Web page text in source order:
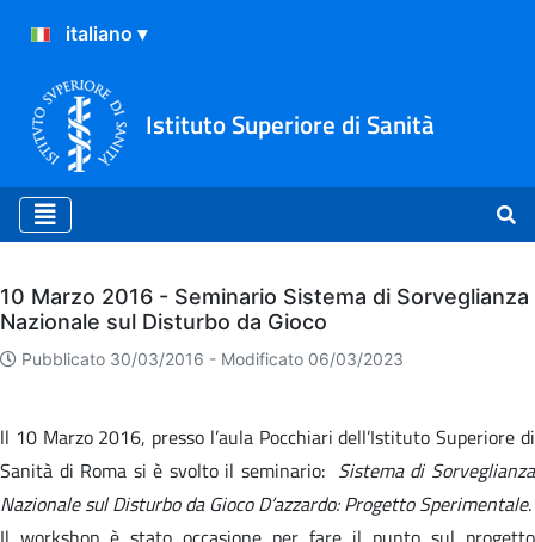
Istituto Superiore di Sanità
Archivio
10 Marzo 2016 - Seminario Sistema di Sorveglianza
Nazionale sul Disturbo da Gioco
Pubblicato 30/03/2016 - Modificato 06/03/2023
ll 10 Marzo 2016, presso l’aula Pocchiari dell’Istituto Superiore di
Sanità di Roma si è svolto il seminario: Sistema di Sorveglianza
Nazionale sul Disturbo da Gioco D’azzardo: Progetto Sperimentale.